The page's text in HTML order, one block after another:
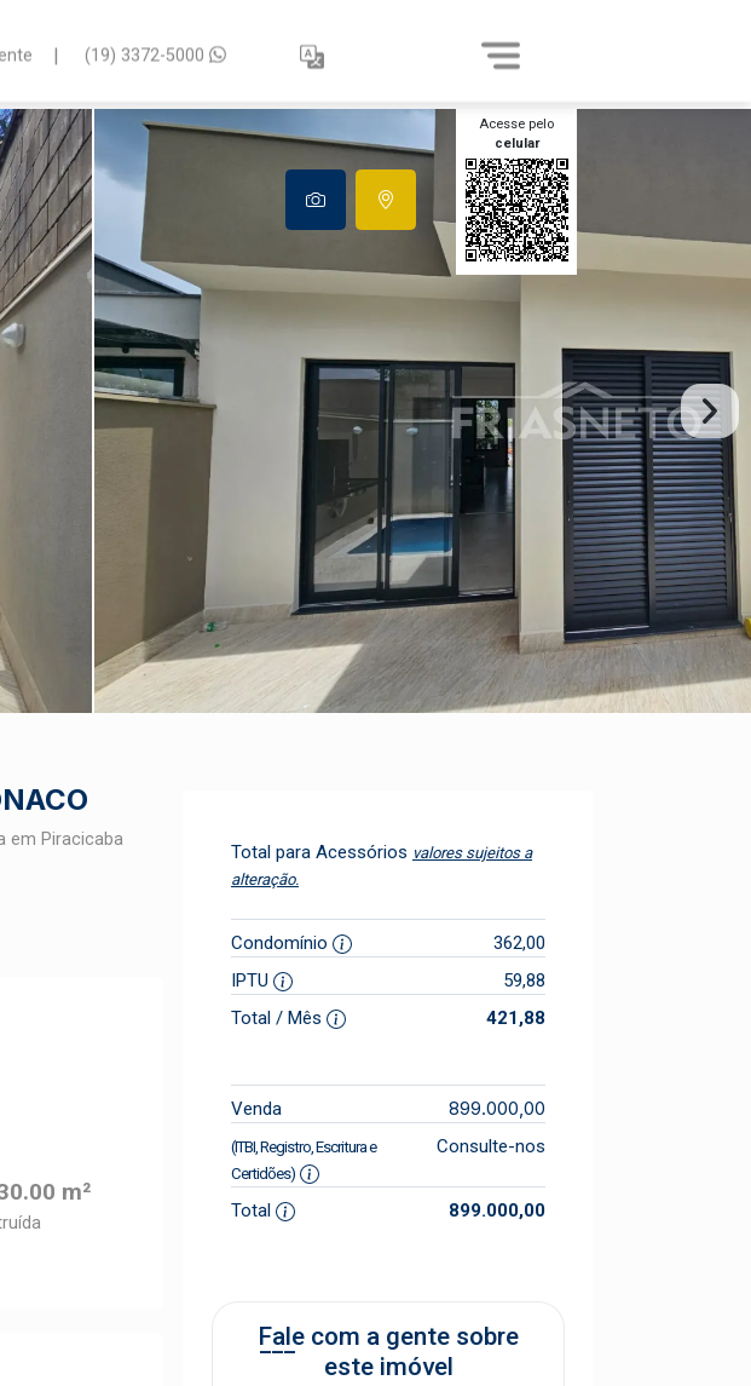
| (19) 3372-5000
Acesse pelo
celular
em Piracicaba
m²
Total para Acessórios valores sujeitos a
alteração.
Condomínio
362,00
IPTU
59,88
Total / Mês
421,88
Venda 899.000,00
(ITBI, Registro, Escritura e
Certidões)
Consulte-nos
Total 899.000,00
Fale com a gente sobre
este imóvel